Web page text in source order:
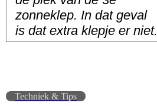
zonneklep. In dat geval
is dat extra klepje er niet.
Techniek & Tips